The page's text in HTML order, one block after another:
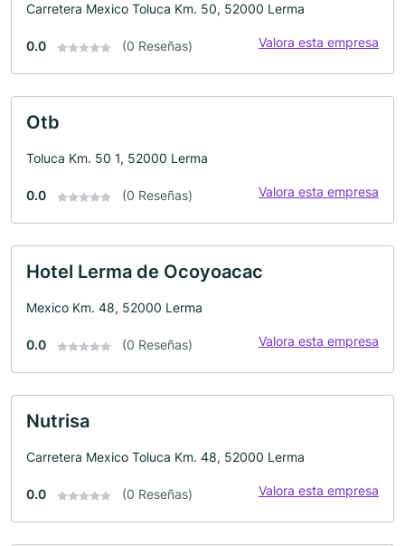
Carretera Mexico Toluca Km. 50, 52000 Lerma
0.0 (0 Reseñas) Valora esta empresa
Otb
Toluca Km. 50 1, 52000 Lerma
0.0 (0 Reseñas) Valora esta empresa
Hotel Lerma de Ocoyoacac
Mexico Km. 48, 52000 Lerma
0.0 (0 Reseñas) Valora esta empresa
Nutrisa
Carretera Mexico Toluca Km. 48, 52000 Lerma
0.0 (0 Reseñas) Valora esta empresa